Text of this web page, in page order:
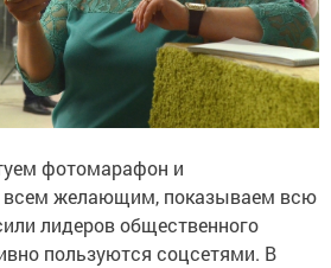
фотомарафон и
всем желающим, показываем всю
лидеров общественного
пользуются соцсетями. В